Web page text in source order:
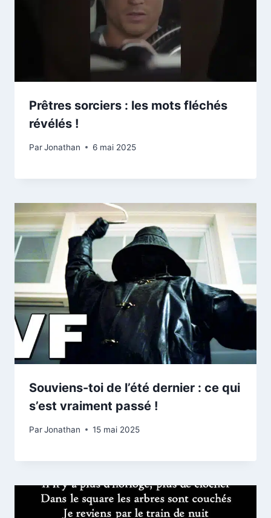
Prêtres sorciers : les mots fléchés
révélés !
ParJonathan 6 mai 2025
Souviens-toi de l’été dernier : ce qui
s’est vraiment passé !
ParJonathan 15 mai 2025